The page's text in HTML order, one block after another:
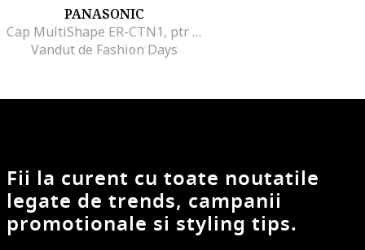
PANASONIC
Cap MultiShape ER-CTN1, ptr tuns barba/par cap, 39 trepte, 2 accesorii, utilizare umed și uscat, lavabil, compatibil cu modelele ER-CKL2/CKL1/CKN2/CKN1/CBL1/CBN1
Vandut de Fashion Days
Fii la curent cu toate noutatile
legate de trends, campanii
promotionale si styling tips.